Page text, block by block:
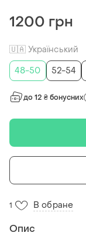
1200 грн
🇺🇦 Український
48-50
52-54
до 12 ₴ бонусних
1 В обране
Опис